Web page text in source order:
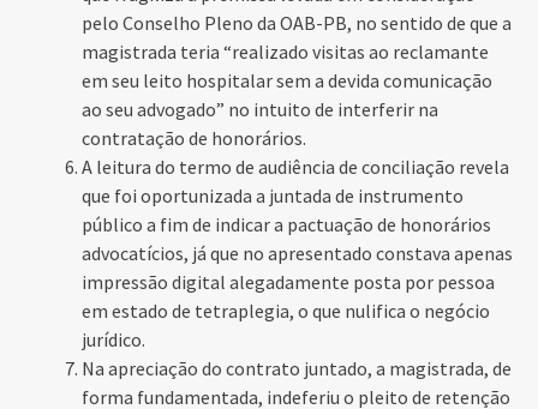
pelo Conselho Pleno da OAB-PB, no sentido de que a
magistrada teria “realizado visitas ao reclamante
em seu leito hospitalar sem a devida comunicação
ao seu advogado” no intuito de interferir na
contratação de honorários.
A leitura do termo de audiência de conciliação revela
que foi oportunizada a juntada de instrumento
público a fim de indicar a pactuação de honorários
advocatícios, já que no apresentado constava apenas
impressão digital alegadamente posta por pessoa
em estado de tetraplegia, o que nulifica o negócio
jurídico.
Na apreciação do contrato juntado, a magistrada, de
forma fundamentada, indeferiu o pleito de retenção